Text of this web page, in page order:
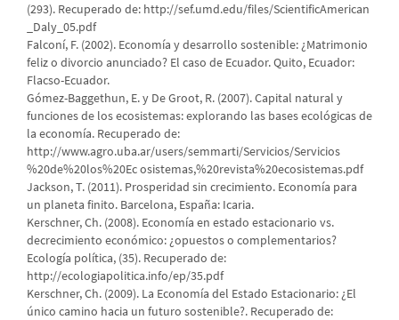
(293). Recuperado de: http://sef.umd.edu/files/ScientificAmerican
_Daly_05.pdf
Falconí, F. (2002). Economía y desarrollo sostenible: ¿Matrimonio
feliz o divorcio anunciado? El caso de Ecuador. Quito, Ecuador:
Flacso-Ecuador.
Gómez-Baggethun, E. y De Groot, R. (2007). Capital natural y
funciones de los ecosistemas: explorando las bases ecológicas de
la economía. Recuperado de:
http://www.agro.uba.ar/users/semmarti/Servicios/Servicios
%20de%20los%20Ec osistemas,%20revista%20ecosistemas.pdf
Jackson, T. (2011). Prosperidad sin crecimiento. Economía para
un planeta finito. Barcelona, España: Icaria.
Kerschner, Ch. (2008). Economía en estado estacionario vs.
decrecimiento económico: ¿opuestos o complementarios?
Ecología política, (35). Recuperado de:
http://ecologiapolitica.info/ep/35.pdf
Kerschner, Ch. (2009). La Economía del Estado Estacionario: ¿El
único camino hacia un futuro sostenible?. Recuperado de: